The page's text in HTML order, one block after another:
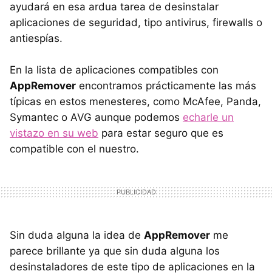
ayudará en esa ardua tarea de desinstalar
aplicaciones de seguridad, tipo antivirus, firewalls o
antiespías.
En la lista de aplicaciones compatibles con
AppRemover encontramos prácticamente las más
típicas en estos menesteres, como McAfee, Panda,
Symantec o AVG aunque podemos echarle un
vistazo en su web para estar seguro que es
compatible con el nuestro.
Sin duda alguna la idea de AppRemover me
parece brillante ya que sin duda alguna los
desinstaladores de este tipo de aplicaciones en la